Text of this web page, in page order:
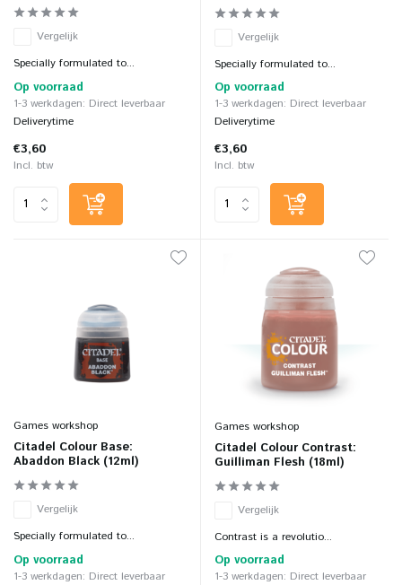
Vergelijk
Specially formulated to...
Op voorraad
1-3 werkdagen: Direct leverbaar
Deliverytime
€3,60
Incl. btw
Vergelijk
Specially formulated to...
Op voorraad
1-3 werkdagen: Direct leverbaar
Deliverytime
€3,60
Incl. btw
Games workshop
Citadel Colour Base:
Abaddon Black (12ml)
Vergelijk
Specially formulated to...
Op voorraad
1-3 werkdagen: Direct leverbaar
Games workshop
Citadel Colour Contrast:
Guilliman Flesh (18ml)
Vergelijk
Contrast is a revolutio...
Op voorraad
1-3 werkdagen: Direct leverbaar